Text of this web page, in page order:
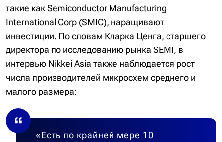
такие как Semiconductor Manufacturing
International Corp (SMIC), наращивают
инвестиции. По словам Кларка Ценга, старшего
директора по исследованию рынка SEMI, в
интервью Nikkei Asia также наблюдается рост
числа производителей микросхем среднего и
малого размера:
«Есть по крайней мере 10